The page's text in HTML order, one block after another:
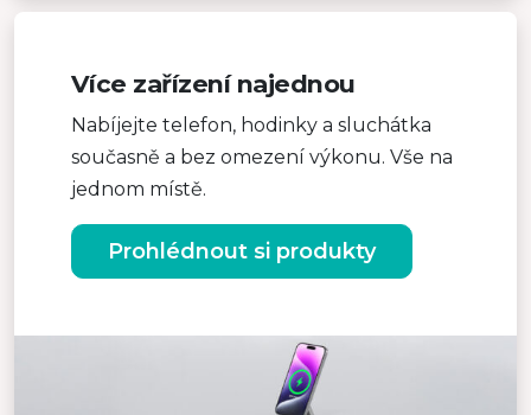
Více zařízení najednou
Nabíjejte telefon, hodinky a sluchátka
současně a bez omezení výkonu. Vše na
jednom místě.
Prohlédnout si produkty